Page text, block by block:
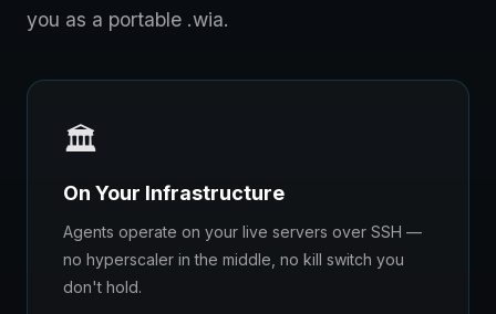
you as a portable .wia.
🏛️
On Your Infrastructure
Agents operate on your live servers over SSH —
no hyperscaler in the middle, no kill switch you
don't hold.